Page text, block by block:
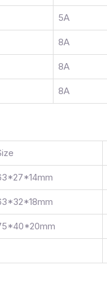
5A
8A
8A
8A